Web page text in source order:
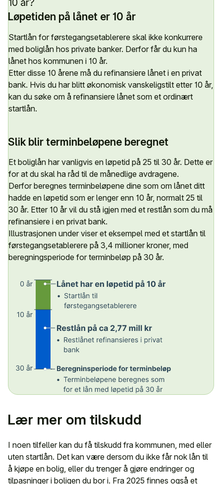
10 år?
Løpetiden på lånet er 10 år
Startlån for førstegangsetablerere skal ikke konkurrere
med boliglån hos private banker. Derfor får du kun ha
lånet hos kommunen i 10 år.
Etter disse 10 årene må du refinansiere lånet i en privat
bank. Hvis du har blitt økonomisk vanskeligstilt etter 10 år,
kan du søke om å refinansiere lånet som et ordinært
startlån.
Slik blir terminbeløpene beregnet
Et boliglån har vanligvis en løpetid på 25 til 30 år. Dette er
for at du skal ha råd til de månedlige avdragene.
Derfor beregnes terminbeløpene dine som om lånet ditt
hadde en løpetid som er lenger enn 10 år, normalt 25 til
30 år. Etter 10 år vil du stå igjen med et restlån som du må
refinansiere i en privat bank.
Illustrasjonen under viser et eksempel med et startlån til
førstegangsetablerere på 3,4 millioner kroner, med
beregningsperiode for terminbeløp på 30 år.
Lær mer om tilskudd
I noen tilfeller kan du få tilskudd fra kommunen, med eller
uten startlån. Det kan være dersom du ikke får nok lån til
å kjøpe en bolig, eller du trenger å gjøre endringer og
tilpasninger i boligen du bor i. Fra 2025 finnes også et